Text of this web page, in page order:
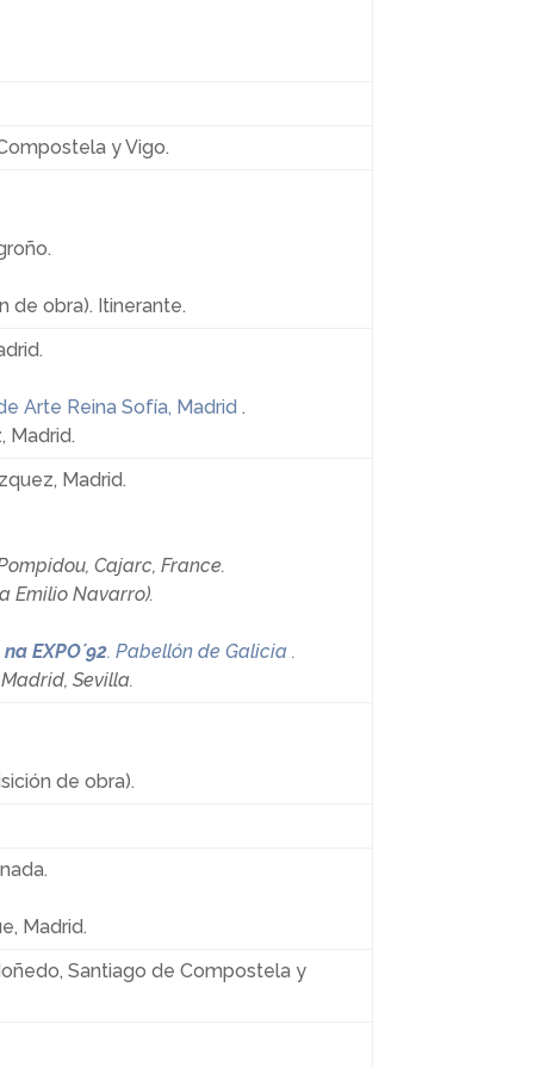
y Vigo.
de obra). Itinerante.
Arte Reina Sofía, Madrid .
Madrid.
Madrid.
Cajarc, France.
Emilio Navarro).
EXPO´92. Pabellón de Galicia .
Sevilla.
de obra).
Madrid.
Santiago de Compostela y